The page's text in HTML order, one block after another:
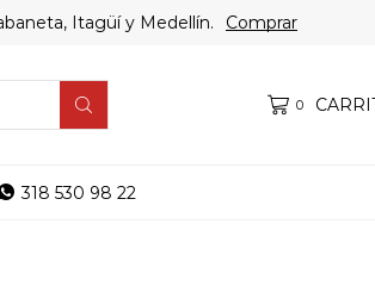
Itagüí y Medellín. Comprar
0
318 530 98 22